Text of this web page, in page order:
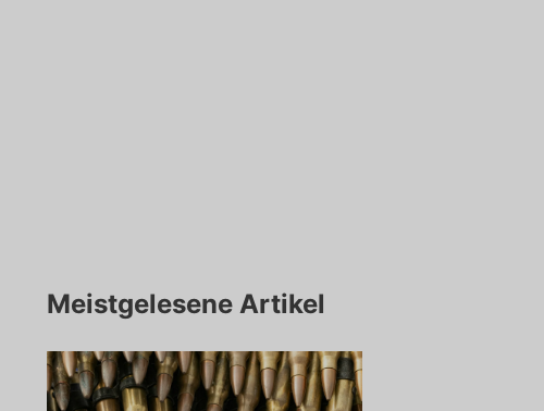
Meistgelesene Artikel